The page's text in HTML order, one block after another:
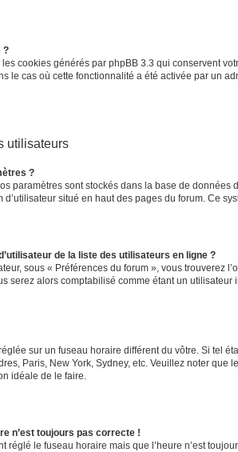
?
cookies générés par phpBB 3.3 qui conservent
le cas où cette fonctionnalité a été activée par un
utilisateurs
?
paramètres sont stockés dans la base de
situé en haut des pages du forum. Ce
de la liste des utilisateurs en ligne ?
sous « Préférences du forum », vous trouverez
serez alors comptabilisé comme étant un utilisateur
sur un fuseau horaire différent du vôtre. Si tel
Paris, New York, Sydney, etc. Veuillez noter que
idéale de le faire.
n’est toujours pas correcte !
réglé le fuseau horaire mais que l’heure n’est